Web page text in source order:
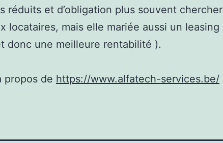
réduits et d’obligation plus souvent
locataires, mais elle mariée aussi un leasing
donc une meilleure rentabilité ).
propos de https://www.alfatech-services.be/